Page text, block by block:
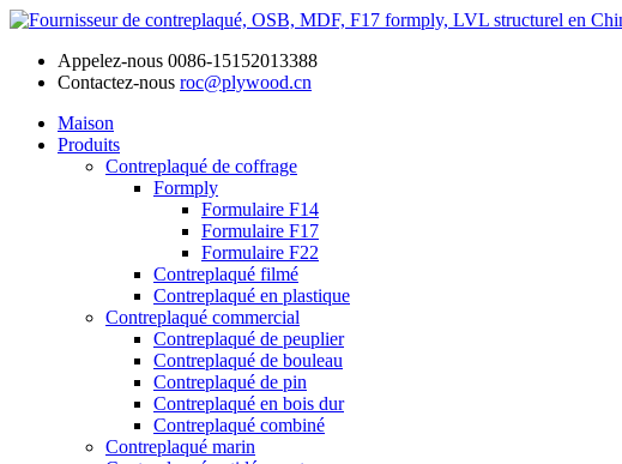
Appelez-nous 0086-15152013388
Contactez-nous roc@plywood.cn
Maison
Produits
Contreplaqué de coffrage
Formply
Formulaire F14
Formulaire F17
Formulaire F22
Contreplaqué filmé
Contreplaqué en plastique
Contreplaqué commercial
Contreplaqué de peuplier
Contreplaqué de bouleau
Contreplaqué de pin
Contreplaqué en bois dur
Contreplaqué combiné
Contreplaqué marin